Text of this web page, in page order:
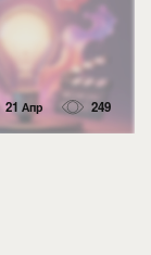
21 Апр 249